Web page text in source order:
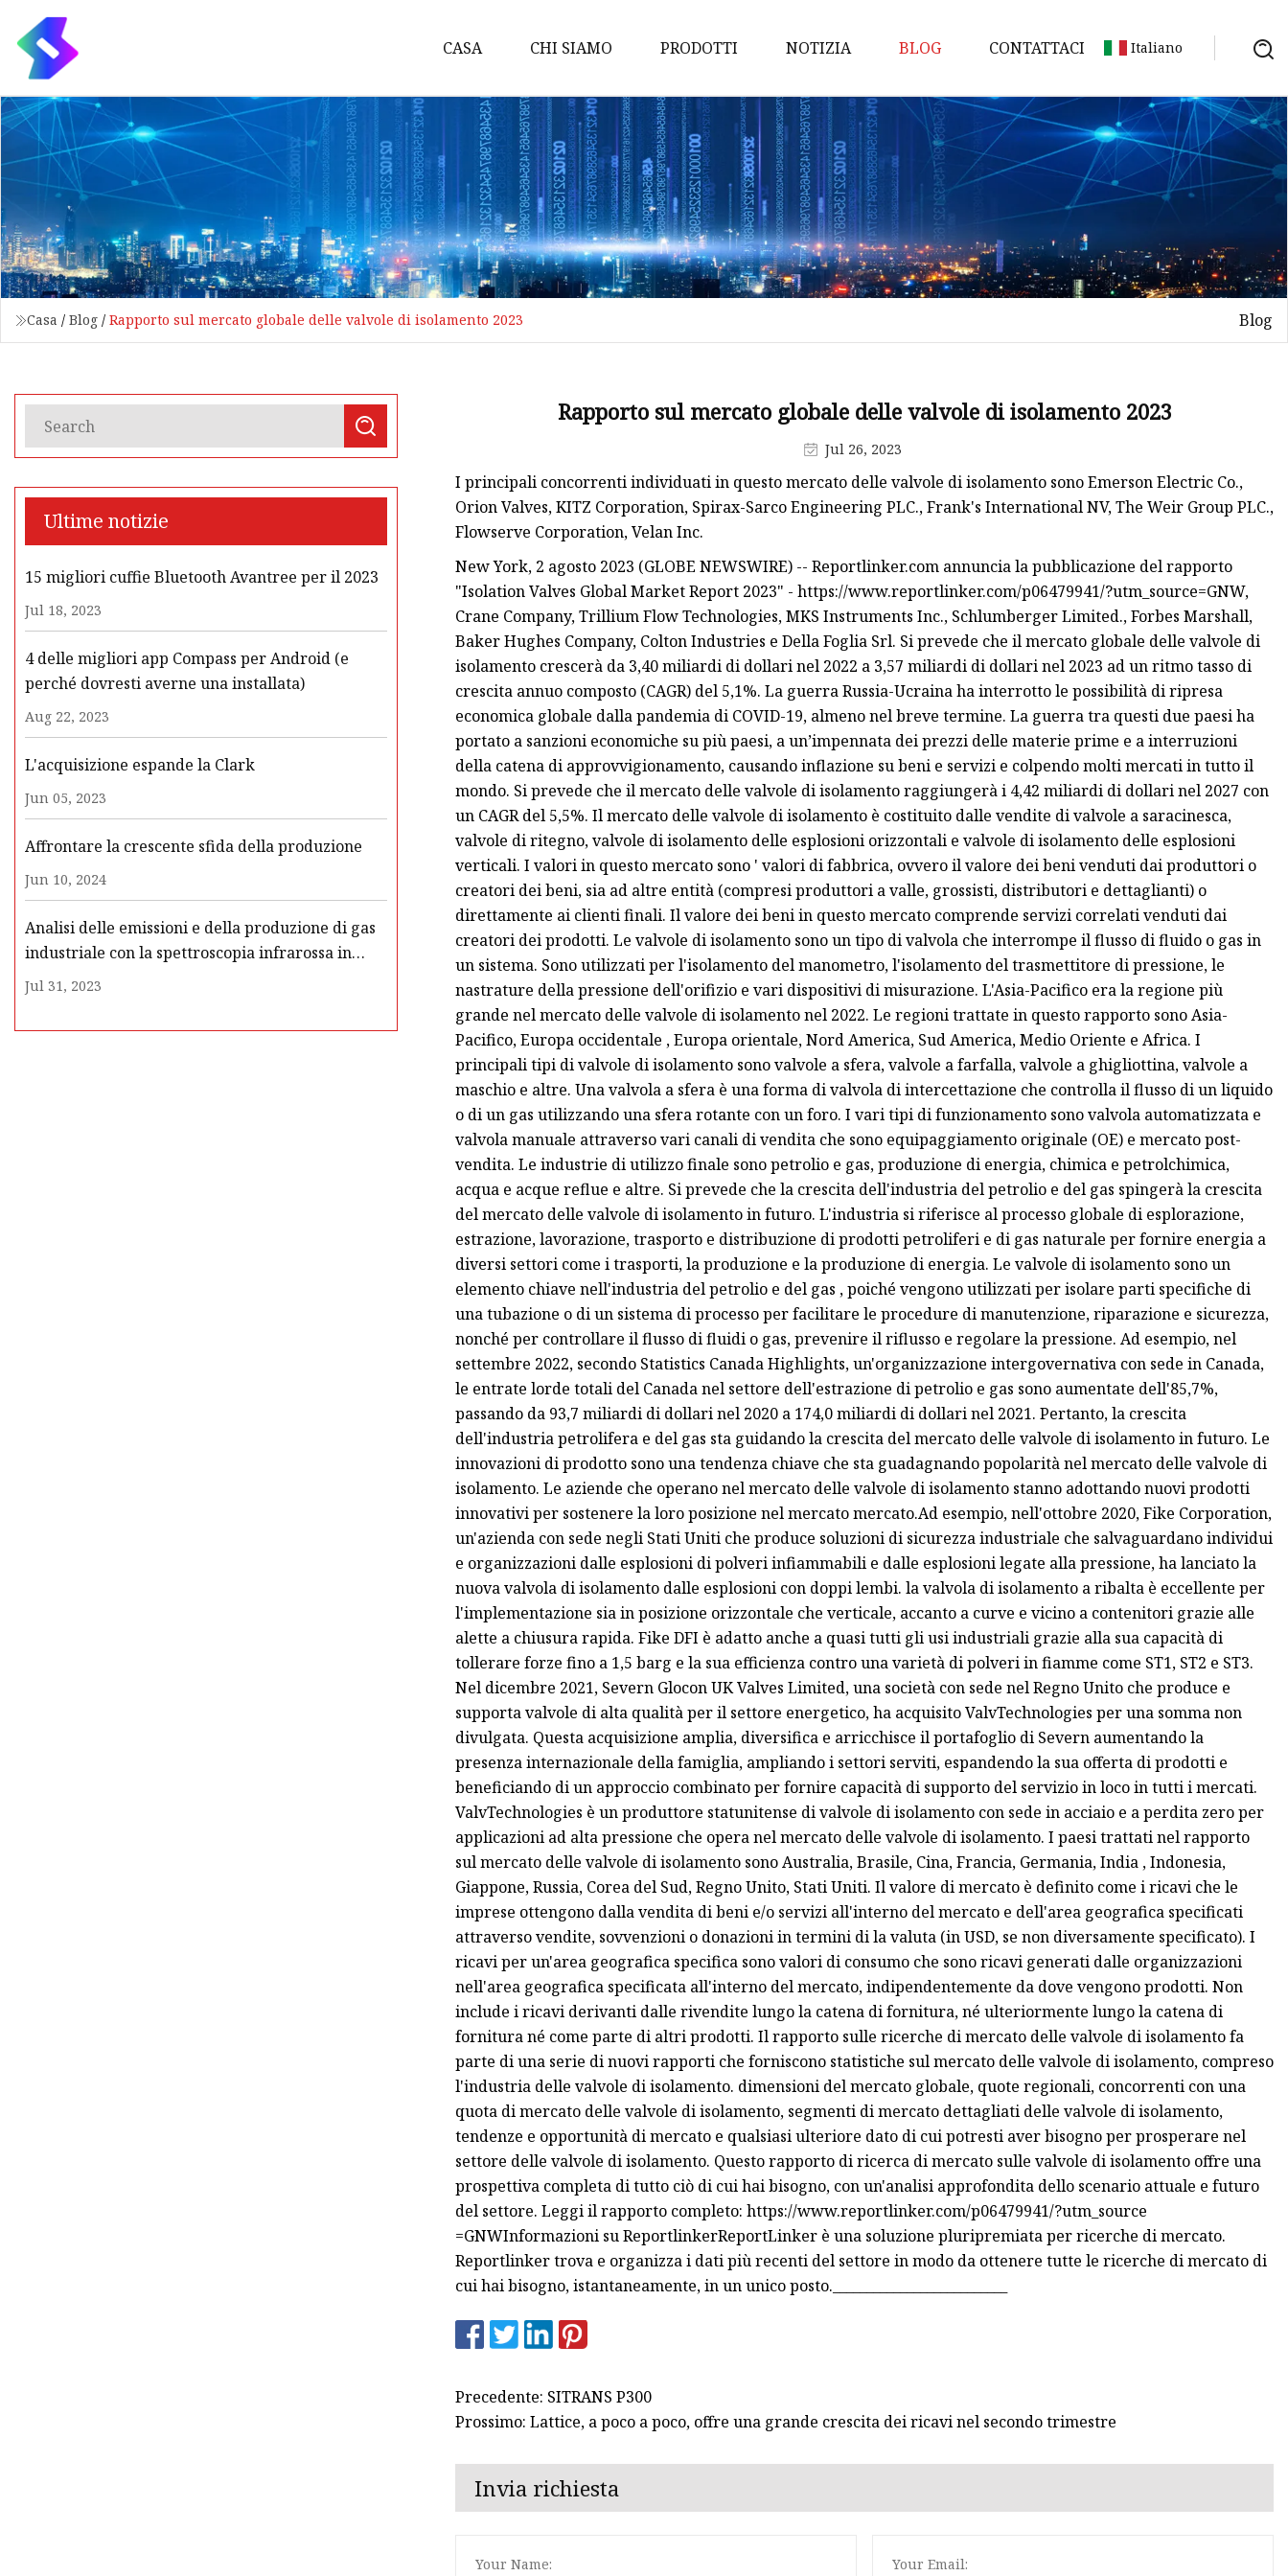
CASA CHI SIAMO PRODOTTI
Trasmettitore di pressione
Misuratore di portata del livello
del liquido
Dispositivo di misurazione della
massa termica
Misuratore di portata
elettromagnetico
Misuratore di portata a turbina
Misuratore di portata
totalizzatore
Misuratore di portata ad
NOTIZIA BLOG CONTATTACI Italiano
Casa / Blog / Rapporto sul mercato globale delle valvole di isolamento 2023 Blog
Ultime notizie
15 migliori cuffie Bluetooth Avantree per il 2023
Jul 18, 2023
4 delle migliori app Compass per Android (e
perché dovresti averne una installata)
Aug 22, 2023
L'acquisizione espande la Clark
Jun 05, 2023
Affrontare la crescente sfida della produzione
Jun 10, 2024
Analisi delle emissioni e della produzione di gas
industriale con la spettroscopia infrarossa in
trasformata di Fourier (FTIR)
Jul 31, 2023
Rapporto sul mercato globale delle valvole di isolamento 2023
Jul 26, 2023
I principali concorrenti individuati in questo mercato delle valvole di isolamento sono Emerson Electric Co.,
Orion Valves, KITZ Corporation, Spirax-Sarco Engineering PLC., Frank's International NV, The Weir Group PLC.,
Flowserve Corporation, Velan Inc.
New York, 2 agosto 2023 (GLOBE NEWSWIRE) -- Reportlinker.com annuncia la pubblicazione del rapporto
"Isolation Valves Global Market Report 2023" - https://www.reportlinker.com/p06479941/?utm_source=GNW,
Crane Company, Trillium Flow Technologies, MKS Instruments Inc., Schlumberger Limited., Forbes Marshall,
Baker Hughes Company, Colton Industries e Della Foglia Srl. Si prevede che il mercato globale delle valvole di
isolamento crescerà da 3,40 miliardi di dollari nel 2022 a 3,57 miliardi di dollari nel 2023 ad un ritmo tasso di
crescita annuo composto (CAGR) del 5,1%. La guerra Russia-Ucraina ha interrotto le possibilità di ripresa
economica globale dalla pandemia di COVID-19, almeno nel breve termine. La guerra tra questi due paesi ha
portato a sanzioni economiche su più paesi, a un’impennata dei prezzi delle materie prime e a interruzioni
della catena di approvvigionamento, causando inflazione su beni e servizi e colpendo molti mercati in tutto il
mondo. Si prevede che il mercato delle valvole di isolamento raggiungerà i 4,42 miliardi di dollari nel 2027 con
un CAGR del 5,5%. Il mercato delle valvole di isolamento è costituito dalle vendite di valvole a saracinesca,
valvole di ritegno, valvole di isolamento delle esplosioni orizzontali e valvole di isolamento delle esplosioni
verticali. I valori in questo mercato sono ' valori di fabbrica, ovvero il valore dei beni venduti dai produttori o
creatori dei beni, sia ad altre entità (compresi produttori a valle, grossisti, distributori e dettaglianti) o
direttamente ai clienti finali. Il valore dei beni in questo mercato comprende servizi correlati venduti dai
creatori dei prodotti. Le valvole di isolamento sono un tipo di valvola che interrompe il flusso di fluido o gas in
un sistema. Sono utilizzati per l'isolamento del manometro, l'isolamento del trasmettitore di pressione, le
nastrature della pressione dell'orifizio e vari dispositivi di misurazione. L'Asia-Pacifico era la regione più
grande nel mercato delle valvole di isolamento nel 2022. Le regioni trattate in questo rapporto sono Asia-
Pacifico, Europa occidentale , Europa orientale, Nord America, Sud America, Medio Oriente e Africa. I
principali tipi di valvole di isolamento sono valvole a sfera, valvole a farfalla, valvole a ghigliottina, valvole a
maschio e altre. Una valvola a sfera è una forma di valvola di intercettazione che controlla il flusso di un liquido
o di un gas utilizzando una sfera rotante con un foro. I vari tipi di funzionamento sono valvola automatizzata e
valvola manuale attraverso vari canali di vendita che sono equipaggiamento originale (OE) e mercato post-
vendita. Le industrie di utilizzo finale sono petrolio e gas, produzione di energia, chimica e petrolchimica,
acqua e acque reflue e altre. Si prevede che la crescita dell'industria del petrolio e del gas spingerà la crescita
del mercato delle valvole di isolamento in futuro. L'industria si riferisce al processo globale di esplorazione,
estrazione, lavorazione, trasporto e distribuzione di prodotti petroliferi e di gas naturale per fornire energia a
diversi settori come i trasporti, la produzione e la produzione di energia. Le valvole di isolamento sono un
elemento chiave nell'industria del petrolio e del gas , poiché vengono utilizzati per isolare parti specifiche di
una tubazione o di un sistema di processo per facilitare le procedure di manutenzione, riparazione e sicurezza,
nonché per controllare il flusso di fluidi o gas, prevenire il riflusso e regolare la pressione. Ad esempio, nel
settembre 2022, secondo Statistics Canada Highlights, un'organizzazione intergovernativa con sede in Canada,
le entrate lorde totali del Canada nel settore dell'estrazione di petrolio e gas sono aumentate dell'85,7%,
passando da 93,7 miliardi di dollari nel 2020 a 174,0 miliardi di dollari nel 2021. Pertanto, la crescita
dell'industria petrolifera e del gas sta guidando la crescita del mercato delle valvole di isolamento in futuro. Le
innovazioni di prodotto sono una tendenza chiave che sta guadagnando popolarità nel mercato delle valvole di
isolamento. Le aziende che operano nel mercato delle valvole di isolamento stanno adottando nuovi prodotti
innovativi per sostenere la loro posizione nel mercato mercato.Ad esempio, nell'ottobre 2020, Fike Corporation,
un'azienda con sede negli Stati Uniti che produce soluzioni di sicurezza industriale che salvaguardano individui
e organizzazioni dalle esplosioni di polveri infiammabili e dalle esplosioni legate alla pressione, ha lanciato la
nuova valvola di isolamento dalle esplosioni con doppi lembi. la valvola di isolamento a ribalta è eccellente per
l'implementazione sia in posizione orizzontale che verticale, accanto a curve e vicino a contenitori grazie alle
alette a chiusura rapida. Fike DFI è adatto anche a quasi tutti gli usi industriali grazie alla sua capacità di
tollerare forze fino a 1,5 barg e la sua efficienza contro una varietà di polveri in fiamme come ST1, ST2 e ST3.
Nel dicembre 2021, Severn Glocon UK Valves Limited, una società con sede nel Regno Unito che produce e
supporta valvole di alta qualità per il settore energetico, ha acquisito ValvTechnologies per una somma non
divulgata. Questa acquisizione amplia, diversifica e arricchisce il portafoglio di Severn aumentando la
presenza internazionale della famiglia, ampliando i settori serviti, espandendo la sua offerta di prodotti e
beneficiando di un approccio combinato per fornire capacità di supporto del servizio in loco in tutti i mercati.
ValvTechnologies è un produttore statunitense di valvole di isolamento con sede in acciaio e a perdita zero per
applicazioni ad alta pressione che opera nel mercato delle valvole di isolamento. I paesi trattati nel rapporto
sul mercato delle valvole di isolamento sono Australia, Brasile, Cina, Francia, Germania, India , Indonesia,
Giappone, Russia, Corea del Sud, Regno Unito, Stati Uniti. Il valore di mercato è definito come i ricavi che le
imprese ottengono dalla vendita di beni e/o servizi all'interno del mercato e dell'area geografica specificati
attraverso vendite, sovvenzioni o donazioni in termini di la valuta (in USD, se non diversamente specificato). I
ricavi per un'area geografica specifica sono valori di consumo che sono ricavi generati dalle organizzazioni
nell'area geografica specificata all'interno del mercato, indipendentemente da dove vengono prodotti. Non
include i ricavi derivanti dalle rivendite lungo la catena di fornitura, né ulteriormente lungo la catena di
fornitura né come parte di altri prodotti. Il rapporto sulle ricerche di mercato delle valvole di isolamento fa
parte di una serie di nuovi rapporti che forniscono statistiche sul mercato delle valvole di isolamento, compreso
l'industria delle valvole di isolamento. dimensioni del mercato globale, quote regionali, concorrenti con una
quota di mercato delle valvole di isolamento, segmenti di mercato dettagliati delle valvole di isolamento,
tendenze e opportunità di mercato e qualsiasi ulteriore dato di cui potresti aver bisogno per prosperare nel
settore delle valvole di isolamento. Questo rapporto di ricerca di mercato sulle valvole di isolamento offre una
prospettiva completa di tutto ciò di cui hai bisogno, con un'analisi approfondita dello scenario attuale e futuro
del settore. Leggi il rapporto completo: https://www.reportlinker.com/p06479941/?utm_source
=GNWInformazioni su ReportlinkerReportLinker è una soluzione pluripremiata per ricerche di mercato.
Reportlinker trova e organizza i dati più recenti del settore in modo da ottenere tutte le ricerche di mercato di
cui hai bisogno, istantaneamente, in un unico posto.__________________________
Precedente: SITRANS P300
Prossimo: Lattice, a poco a poco, offre una grande crescita dei ricavi nel secondo trimestre
Invia richiesta